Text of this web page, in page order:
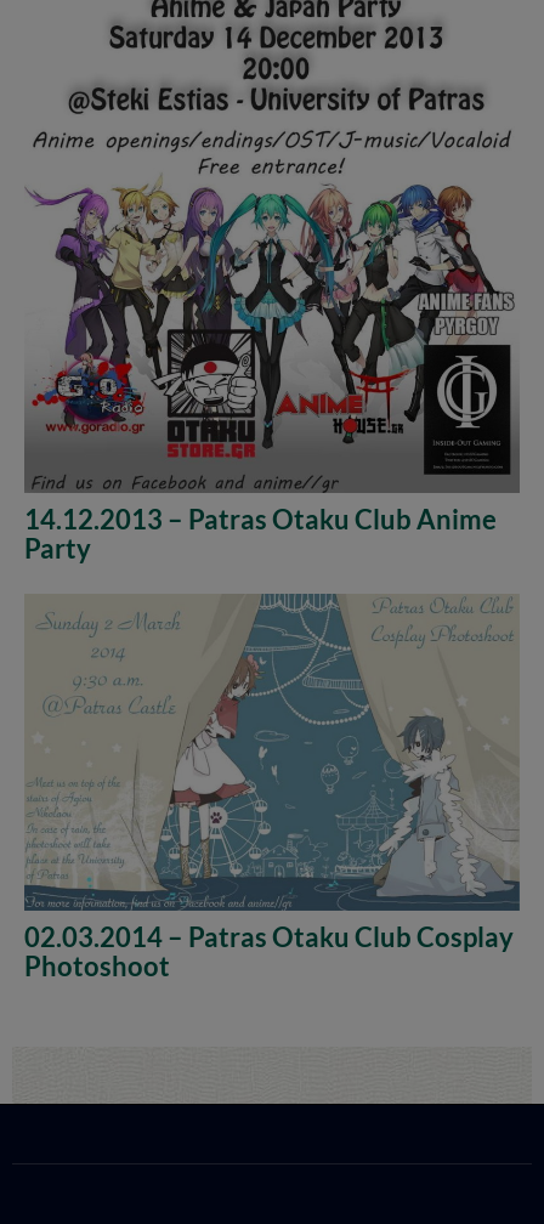
14.12.2013 – Patras Otaku Club Anime
Party
02.03.2014 – Patras Otaku Club Cosplay
Photoshoot